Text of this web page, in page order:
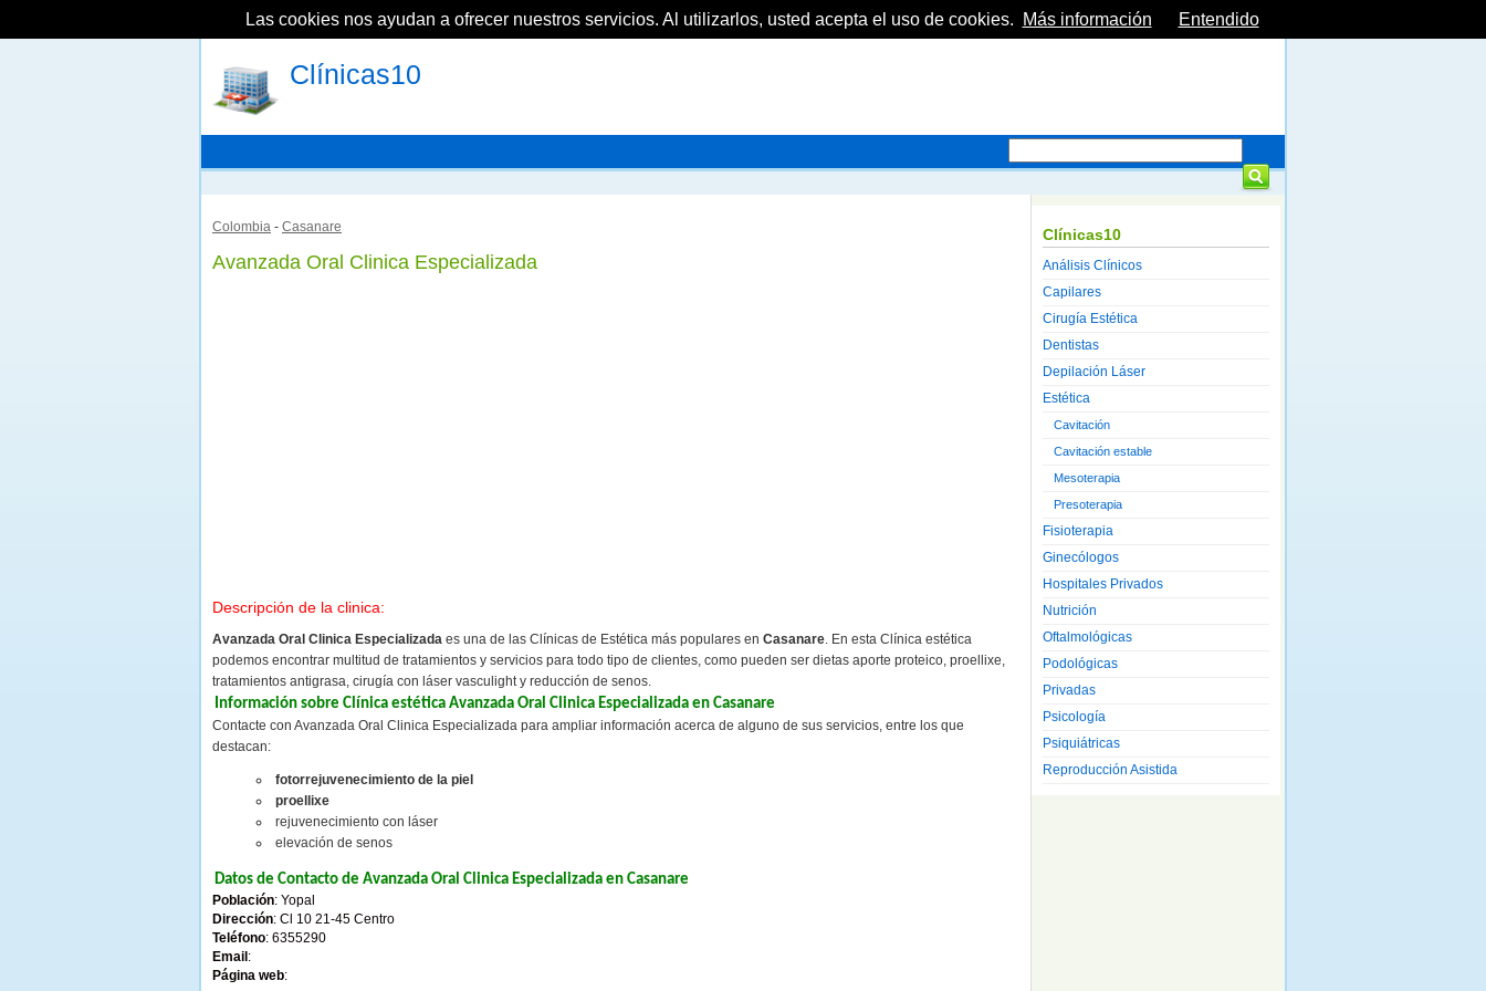
Clínicas10
Colombia - Casanare
Avanzada Oral Clinica Especializada
Descripción de la clinica:
Avanzada Oral Clinica Especializada es una de las Clínicas de Estética más populares en Casanare. En esta Clínica estética
podemos encontrar multitud de tratamientos y servicios para todo tipo de clientes, como pueden ser dietas aporte proteico, proellixe,
tratamientos antigrasa, cirugía con láser vasculight y reducción de senos.
Información sobre Clínica estética Avanzada Oral Clinica Especializada en Casanare
Contacte con Avanzada Oral Clinica Especializada para ampliar información acerca de alguno de sus servicios, entre los que
destacan:
fotorrejuvenecimiento de la piel
proellixe
rejuvenecimiento con láser
elevación de senos
Datos de Contacto de Avanzada Oral Clinica Especializada en Casanare
Población: Yopal
Dirección: Cl 10 21-45 Centro
Teléfono: 6355290
Email :
Página web:
Clínicas10
Análisis Clínicos
Capilares
Cirugía Estética
Dentistas
Depilación Láser
Estética
Cavitación
Cavitación estable
Mesoterapia
Presoterapia
Fisioterapia
Ginecólogos
Hospitales Privados
Nutrición
Oftalmológicas
Podológicas
Privadas
Psicología
Psiquiátricas
Reproducción Asistida
Las cookies nos ayudan a ofrecer nuestros servicios. Al utilizarlos, usted acepta el uso de cookies. Más información Entendido